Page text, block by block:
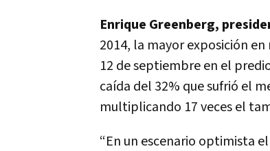
Enrique Greenberg,
2014, la mayor exposición
12 de septiembre en el
caída del 32% que sufrió el
multiplicando 17 veces el
“En un escenario optimista